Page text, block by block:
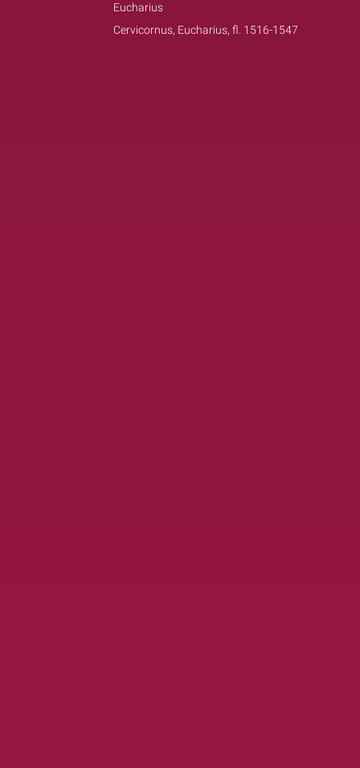
Eucharius
Cervicornus, Eucharius, fl. 1516-1547